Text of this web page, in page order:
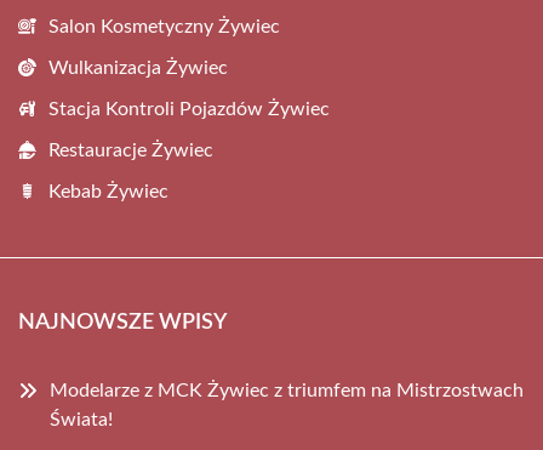
Salon Kosmetyczny Żywiec
Wulkanizacja Żywiec
Stacja Kontroli Pojazdów Żywiec
Restauracje Żywiec
Kebab Żywiec
NAJNOWSZE WPISY
Modelarze z MCK Żywiec z triumfem na Mistrzostwach
Świata!